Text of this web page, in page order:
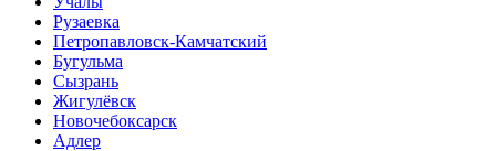
Рузаевка
Петропавловск-Камчатский
Бугульма
Сызрань
Жигулёвск
Новочебоксарск
Адлер